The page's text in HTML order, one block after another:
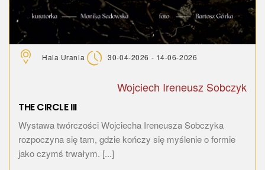
Hala Urania 30-04-2026 - 14-06-2026
Wojciech Ireneusz Sobczyk
THE CIRCLE III
Wystawa twórczości Wojciecha Ireneusza Sobczyka
rozpoczyna się tam, gdzie kończy się myślenie o formie
jako czymś trwałym. [...]